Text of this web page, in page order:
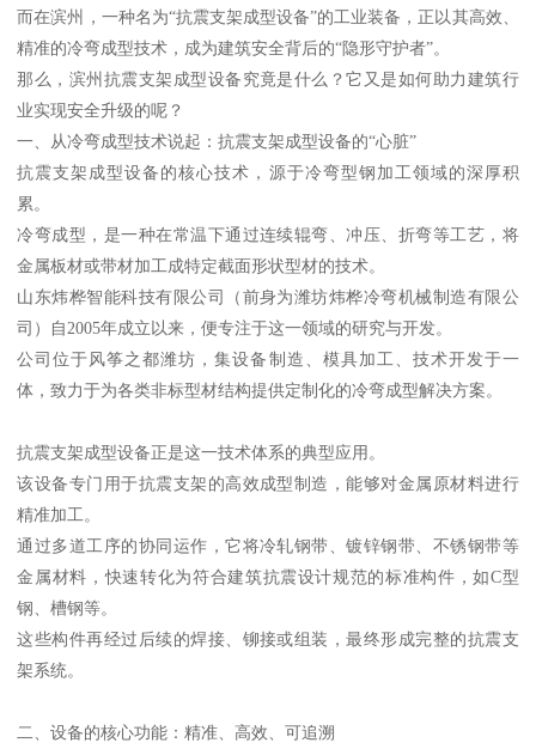
而在滨州，一种名为“抗震支架成型设备”的工业装备，正以其高效、
精准的冷弯成型技术，成为建筑安全背后的“隐形守护者”。
那么，滨州抗震支架成型设备究竟是什么？它又是如何助力建筑行
业实现安全升级的呢？
一、从冷弯成型技术说起：抗震支架成型设备的“心脏”
抗震支架成型设备的核心技术，源于冷弯型钢加工领域的深厚积
累。
冷弯成型，是一种在常温下通过连续辊弯、冲压、折弯等工艺，将
金属板材或带材加工成特定截面形状型材的技术。
山东炜桦智能科技有限公司（前身为潍坊炜桦冷弯机械制造有限公
司）自2005年成立以来，便专注于这一领域的研究与开发。
公司位于风筝之都潍坊，集设备制造、模具加工、技术开发于一
体，致力于为各类非标型材结构提供定制化的冷弯成型解决方案。
抗震支架成型设备正是这一技术体系的典型应用。
该设备专门用于抗震支架的高效成型制造，能够对金属原材料进行
精准加工。
通过多道工序的协同运作，它将冷轧钢带、镀锌钢带、不锈钢带等
金属材料，快速转化为符合建筑抗震设计规范的标准构件，如C型
钢、槽钢等。
这些构件再经过后续的焊接、铆接或组装，最终形成完整的抗震支
架系统。
二、设备的核心功能：精准、高效、可追溯